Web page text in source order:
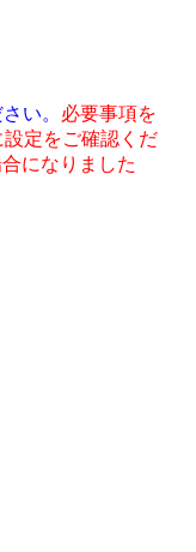
い。 必要事項を
定をご確認くだ
になりました